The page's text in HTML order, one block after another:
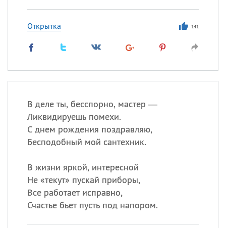
Открытка 141
В деле ты, бесспорно, мастер —
Ликвидируешь помехи.
С днем рождения поздравляю,
Бесподобный мой сантехник.
В жизни яркой, интересной
Не «текут» пускай приборы,
Все работает исправно,
Счастье бьет пусть под напором.